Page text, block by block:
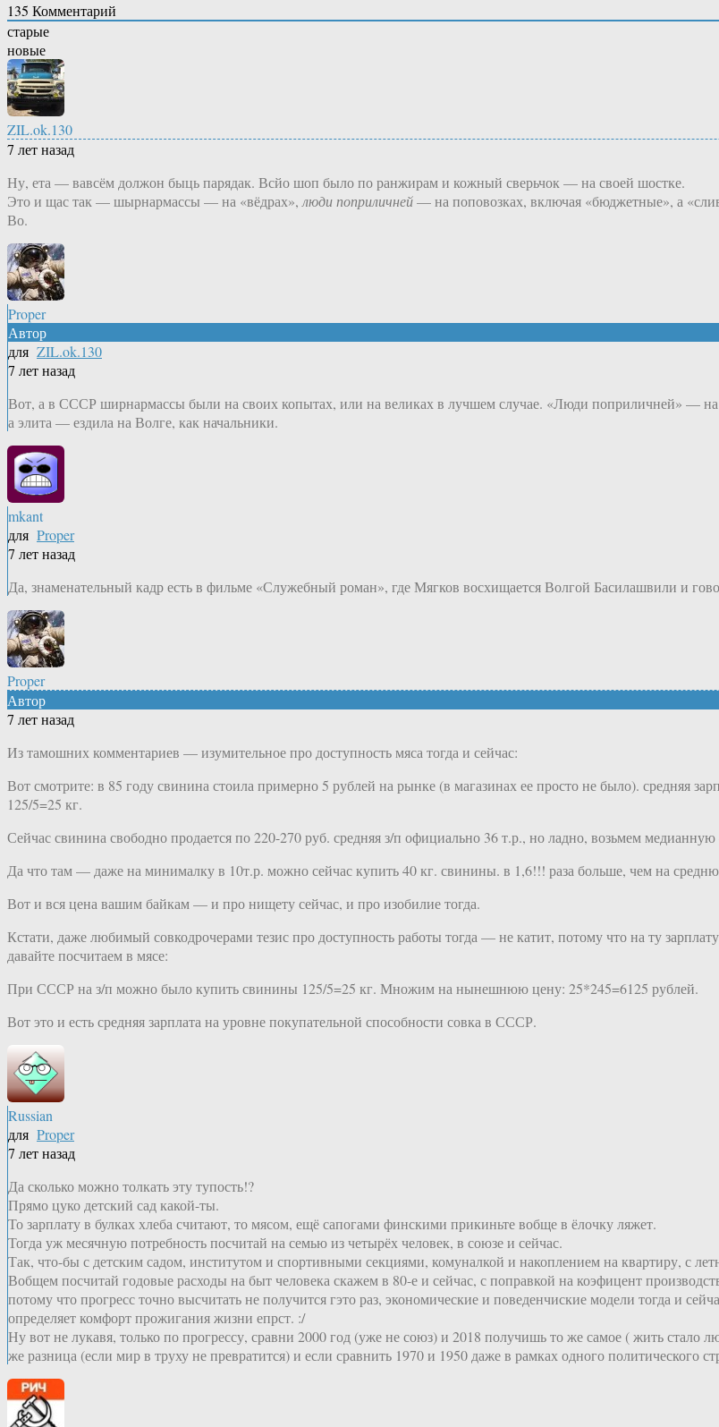
135 Комментарий
старые
новые
ZIL.ok.130
7 лет назад
Ну, ета — вавсём должон быць парядак. Всйо шоп было по ранжирам и кожный сверьчок — на своей шостке.
Это и щас так — шырнармассы — на «вёдрах»,люди поприличней— на поповозках, включая «бюджетные», а
Во.
Proper
Автор
для ZIL.ok.130
7 лет назад
Вот, а в СССР ширнармассы были на своих копытах, или на великах в лучшем случае. «Люди поприличней» —
а элита — ездила на Волге, как начальники.
mkant
для Proper
7 лет назад
Да, знаменательный кадр есть в фильме «Служебный роман», где Мягков восхищается Волгой Басилашвили и
Proper
Автор
7 лет назад
Из тамошних комментариев — изумительное про доступность мяса тогда и сейчас:
Вот смотрите: в 85 году свинина стоила примерно 5 рублей на рынке (в магазинах ее просто не было). средняя
125/5=25 кг.
Сейчас свинина свободно продается по 220-270 руб. средняя з/п официально 36 т.р., но ладно, возьмем
Да что там — даже на минималку в 10т.р. можно сейчас купить 40 кг. свинины. в 1,6!!! раза больше, чем на
Вот и вся цена вашим байкам — и про нищету сейчас, и про изобилие тогда.
Кстати, даже любимый совкодрочерами тезис про доступность работы тогда — не катит, потому что на ту
давайте посчитаем в мясе:
При СССР на з/п можно было купить свинины 125/5=25 кг. Множим на нынешнюю цену: 25*245=6125 рублей.
Вот это и есть средняя зарплата на уровне покупательной способности совка в СССР.
Russian
для Proper
7 лет назад
Да сколько можно толкать эту тупость!?
Прямо цуко детский сад какой-ты.
То зарплату в булках хлеба считают, то мясом, ещё сапогами финскими прикиньте вобще в ёлочку ляжет.
Тогда уж месячную потребность посчитай на семью из четырёх человек, в союзе и сейчас.
Так, что-бы с детским садом, институтом и спортивными секциями, комуналкой и накоплением на квартиру, с
Вобщем посчитай годовые расходы на быт человека скажем в 80-е и сейчас, с поправкой на коэфицент
потому что прогресс точно высчитать не получится гэто раз, экономические и поведенчиские модели тогда и
определяет комфорт прожигания жизни епрст. :/
Ну вот не лукавя, только по прогрессу, сравни 2000 год (уже не союз) и 2018 получишь то же самое ( жить
же разница (если мир в труху не превратится) и если сравнить 1970 и 1950 даже в рамках одного политического